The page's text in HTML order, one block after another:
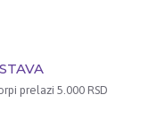
prelazi 5.000 RSD